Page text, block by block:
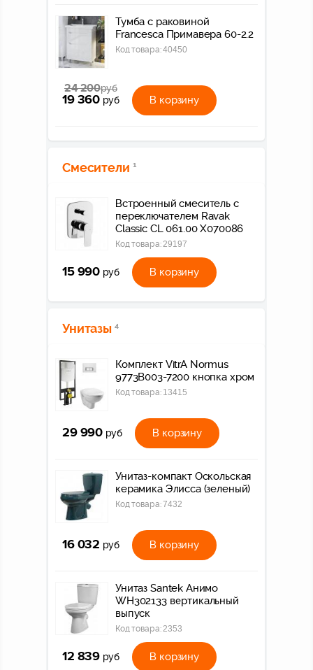
Тумба с раковиной
Francesca Примавера 60-2.2
Код товара:40450
24 200руб
19 360 руб В корзину
Смесители 1
Встроенный смеситель с
переключателем Ravak
Classic CL 061.00 X070086
Код товара:29197
15 990 руб В корзину
Унитазы 4
Комплект VitrA Normus
9773B003-7200 кнопка хром
Код товара: 13415
29 990 руб В корзину
Унитаз-компакт Оскольская
керамика Элисса (зеленый)
Код товара:7432
16 032 руб В корзину
Унитаз Santek Анимо
WH302133 вертикальный
выпуск
Код товара:2353
12 839 руб В корзину